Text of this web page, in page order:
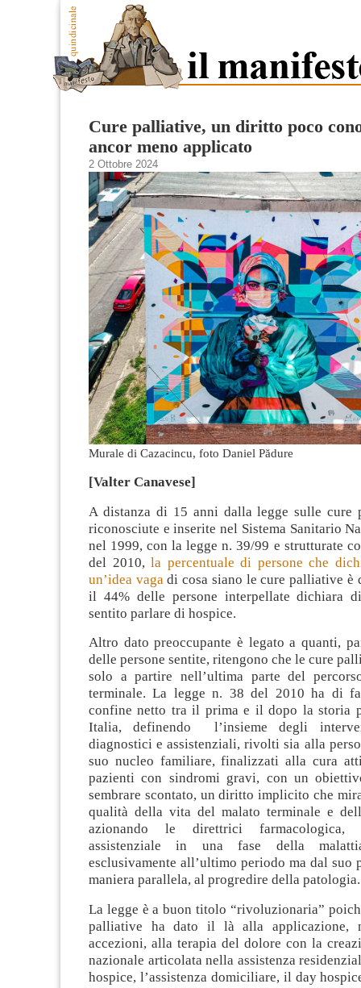
Cure palliative, un diritto poco
ancor meno applicato
2 Ottobre 2024
Murale di Cazacincu, foto Daniel Pădure
[Valter Canavese]
A distanza di 15 anni dalla legge sulle cure
riconosciute e inserite nel Sistema Sanitario
nel 1999, con la legge n. 39/99 e strutturate
del 2010,la percentuale di persone che
un’idea vagadi cosa siano le cure palliative è
il 44% delle persone interpellate dichiara
sentito parlare di hospice.
Altro dato preoccupante è legato a quanti,
delle persone sentite, ritengono che le cure
solo a partire nell’ultima parte del
terminale. La legge n. 38 del 2010 ha di
confine netto tra il prima e il dopo la storia
Italia, definendo l’insieme degli
diagnostici e assistenziali, rivolti sia alla
suo nucleo familiare, finalizzati alla cura
pazienti con sindromi gravi, con un
sembrare scontato, un diritto implicito che
qualità della vita del malato terminale e
azionando le direttrici farmacologica,
assistenziale in una fase della
esclusivamente all’ultimo periodo ma dal suo
maniera parallela, al progredire della patologia.
La legge è a buon titolo “rivoluzionaria”
palliative ha dato il là alla applicazione,
accezioni, alla terapia del dolore con la
nazionale articolata nella assistenza
hospice, l’assistenza domiciliare, il day